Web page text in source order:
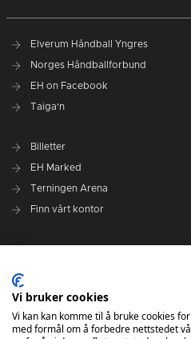
Elverum Håndball Yngres
Norges Håndballforbund
EH on Facebook
Taiga'n
Billetter
EH Marked
Terningen Arena
Finn vårt kontor
Administrasjonen i Elverum
Styre og utvalg
VARSLINGSRUTINER FOR
Vi bruker cookies
Vi kan kan komme til å bruke cookies
med formål om å forbedre nettstedet